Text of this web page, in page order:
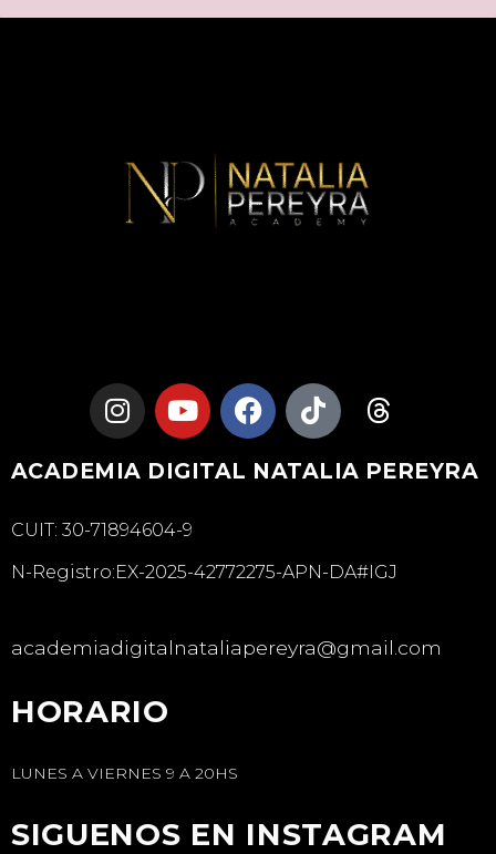
ACADEMIA DIGITAL NATALIA PEREYRA
CUIT: 30-71894604-9
N-Registro:EX-2025-42772275-APN-DA#IGJ
academiadigitalnataliapereyra@gmail.com
HORARIO
LUNES A VIERNES 9 A 20HS
SIGUENOS EN INSTAGRAM